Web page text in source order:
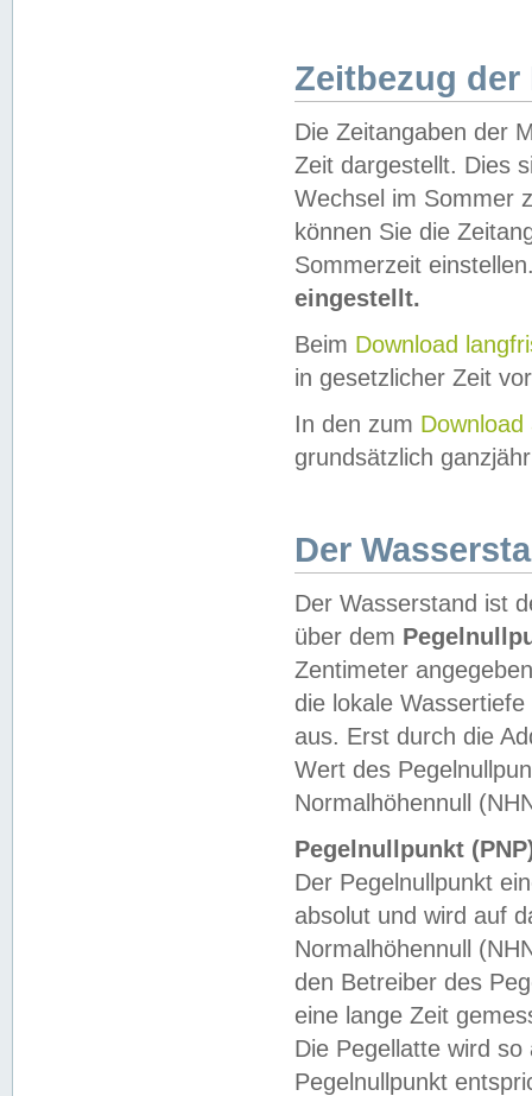
Zeitbezug der
Die Zeitangaben der
Zeit dargestellt. Dies
Wechsel im Sommer
können Sie die
Sommerzeit
eingestellt.
Beim Download
in gesetzlicher Zeit
In den zum Download
grundsätzlich
Der
Der Wasserstand ist
über dem
Zentimeter
die lokale
aus. Erst durch die
Wert des
Normalhöhennull
Pegelnullpunkt
Der Pegelnullpunkt
absolut und wird auf
Normalhöhennull
den Betreiber des
eine lange Zeit
Die Pegellatte wird
Pegelnullpunkt